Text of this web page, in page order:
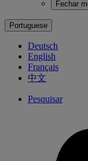
Fechar
Portuguese
Deutsch
English
Français
中文
Pesquisar